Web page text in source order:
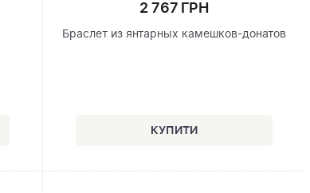
2 767 ГРН
Браслет из янтарных камешков-донатов